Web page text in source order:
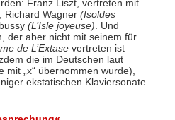
Franz Liszt, vertreten mit
Richard Wagner (Isoldes
(L’Isle joyeuse) . Und
der aber nicht mit seinem für
de L’Extasevertreten ist
die im Deutschen laut
„x“ übernommen wurde),
ekstatischen Klaviersonate